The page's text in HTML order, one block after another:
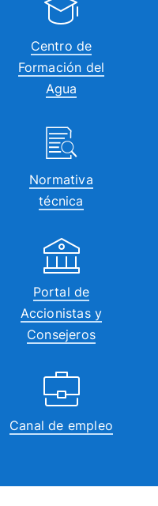
Centro de
Formación del
Agua
Normativa
técnica
Portal de
Accionistas y
Consejeros
Canal de empleo